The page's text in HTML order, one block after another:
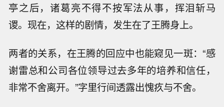
亭之后，诸葛亮不得不按军法从事，挥泪斩马
谡。现在，这样的剧情，发生在了王腾身上。
两者的关系，在王腾的回应中也能窥见一斑：“感
谢雷总和公司各位领导过去多年的培养和信任，
非常不舍离开。”字里行间透露出愧疚与不舍。